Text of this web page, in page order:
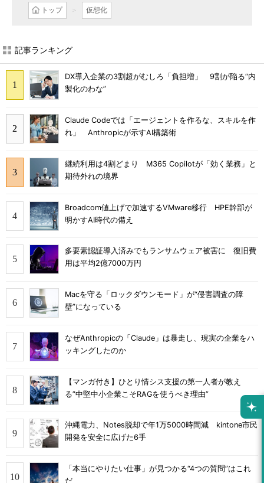
トップ 仮想化
記事ランキング
DX導入企業の3割超がむしろ「負担増」 9割が陥る“内
製化のわな”
Claude Codeでは「エージェントを作るな、スキルを作
れ」 Anthropicが示すAI構築術
継続利用は4割どまり M365 Copilotが「効く業務」と
期待外れの境界
Broadcom値上げで加速するVMware移行 HPE幹部が
明かすAI時代の備え
多要素認証導入済みでもランサムウェア被害に 復旧費
用は平均2億7000万円
Macを守る「ロックダウンモード」が“侵害調査の障
壁”になっている
なぜAnthropicの「Claude」は暴走し、現実の企業をハ
ッキングしたのか
【マンガ付き】ひとり情シス支援の第一人者が教え
る”中堅中小企業こそRAGを使うべき理由”
沖縄電力、Notes脱却で年1万5000時間減 kintone市民
開発を安全に広げた6手
「本当にやりたい仕事」が見つかる“4つの質問”はこれ
だ